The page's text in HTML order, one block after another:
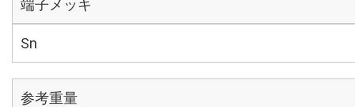
端子メッキ
Sn
参考重量